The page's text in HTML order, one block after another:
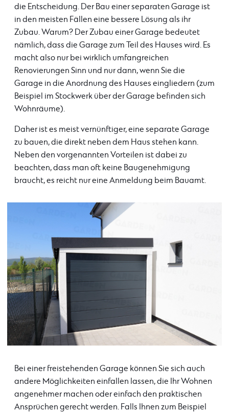
die Entscheidung. Der Bau einer separaten Garage ist
in den meisten Fällen eine bessere Lösung als ihr
Zubau. Warum? Der Zubau einer Garage bedeutet
nämlich, dass die Garage zum Teil des Hauses wird. Es
macht also nur bei wirklich umfangreichen
Renovierungen Sinn und nur dann, wenn Sie die
Garage in die Anordnung des Hauses eingliedern (zum
Beispiel im Stockwerk über der Garage befinden sich
Wohnräume).
Daher ist es meist vernünftiger, eine separate Garage
zu bauen, die direkt neben dem Haus stehen kann.
Neben den vorgenannten Vorteilen ist dabei zu
beachten, dass man oft keine Baugenehmigung
braucht, es reicht nur eine Anmeldung beim Bauamt.
Bei einer freistehenden Garage können Sie sich auch
andere Möglichkeiten einfallen lassen, die Ihr Wohnen
angenehmer machen oder einfach den praktischen
Ansprüchen gerecht werden. Falls Ihnen zum Beispiel